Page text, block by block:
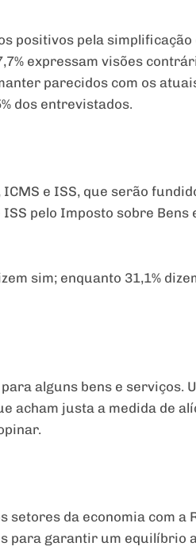
positivos pela simplificação
expressam visões
parecidos com os
dos entrevistados.
e ISS, que serão
ISS pelo Imposto sobre Bens
sim; enquanto 31,1%
alguns bens e serviços.
acham justa a medida de
da economia com a
para garantir um equilíbrio